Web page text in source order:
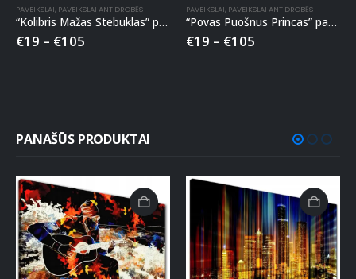
PAVEIKSLAI, PAVEIKSLAI ANT DROBĖS
“Kolibris Mažas Stebuklas” paveikslas ant drobės
€19 – €105
PAVEIKSLAI, PAVEIKSLAI ANT DROBĖS
“Povas Puošnus Princas” paveikslas ant drobės
€19 – €105
PANAŠŪS PRODUKTAI